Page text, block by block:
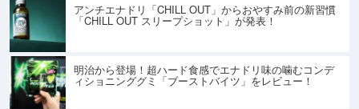
アンチエナドリ「CHILL OUT」からおやすみ前の新習慣
「CHILL OUT スリープショット」が発表！
明治から登場！超ハード食感でエナドリ味の噛むコンデ
ィショニンググミ「ブーストバイツ」をレビュー！